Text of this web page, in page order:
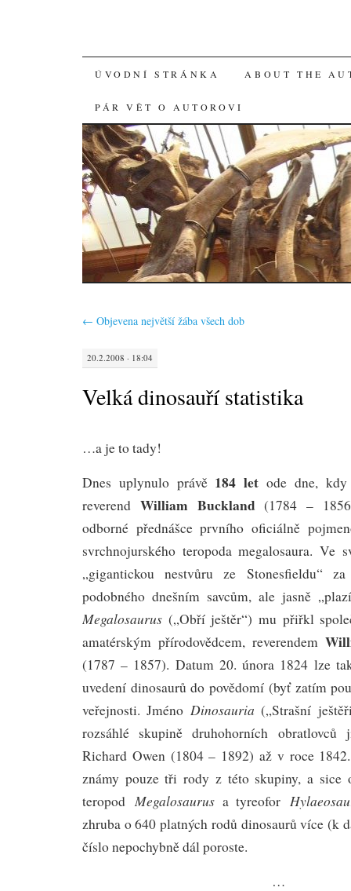
SKIP
TO
CONTENT
ÚVODNÍ STRÁNKA ABOUT THE
PÁR VĚT O AUTOROVI
← Objevena největší žába všech dob
20.2.2008 · 18:04
Velká dinosauří statistika
…a je to tady!
Dnes uplynulo právě 184 let ode dne, kdy
reverend William Buckland (1784 –
odborné přednášce prvního oficiálně
svrchnojurského teropoda megalosaura. Ve
„gigantickou nestvůru ze Stonesfieldu“
podobného dnešním savcům, ale jasně
Megalosaurus („Obří ještěr“) mu přiřkl
amatérským přírodovědcem, reverendem
(1787 – 1857). Datum 20. února 1824 lze
uvedení dinosaurů do povědomí (byť zatím
veřejnosti. Jméno Dinosauria („Strašní
rozsáhlé skupině druhohorních
Richard Owen (1804 – 1892) až v roce
známy pouze tři rody z této skupiny, a
teropod Megalosaurusa tyreofor
zhruba o 640 platných rodů dinosaurů více (k
číslo nepochybně dál poroste.
…